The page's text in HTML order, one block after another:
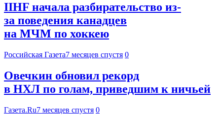
IIHF начала разбирательство из-
за поведения канадцев
на МЧМ по хоккею
Российская Газета7 месяцев спустя 0
Овечкин обновил рекорд
в НХЛ по голам, приведшим к ничьей
Газета.Ru7 месяцев спустя 0